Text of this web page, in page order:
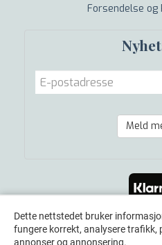
Forsendelse og
Meld
Dette nettstedet bruker
fungere korrekt, analysere trafikk,
annonser og annonsering.